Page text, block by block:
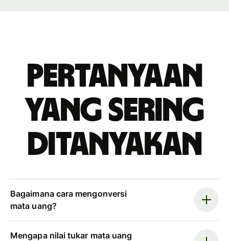
Pertanyaan
yang sering
ditanyakan
Bagaimana cara mengonversi
mata uang?
Mengapa nilai tukar mata uang